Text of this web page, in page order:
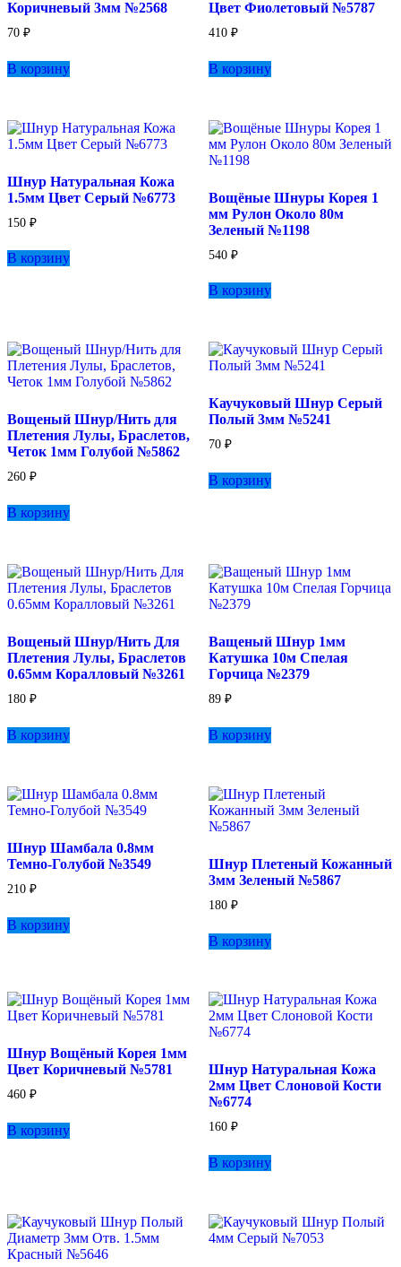
Коричневый 3мм №2568
70 ₽
В корзину
Цвет Фиолетовый №5787
410 ₽
В корзину
Шнур Натуральная Кожа
1.5мм Цвет Серый №6773
150 ₽
В корзину
Вощёные Шнуры Корея 1
мм Рулон Около 80м
Зеленый №1198
540 ₽
В корзину
Вощеный Шнур/Нить для
Плетения Лулы, Браслетов,
Четок 1мм Голубой №5862
260 ₽
В корзину
Каучуковый Шнур Серый
Полый 3мм №5241
70 ₽
В корзину
Вощеный Шнур/Нить Для
Плетения Лулы, Браслетов
0.65мм Коралловый №3261
180 ₽
В корзину
Ващеный Шнур 1мм
Катушка 10м Спелая
Горчица №2379
89 ₽
В корзину
Шнур Шамбала 0.8мм
Темно-Голубой №3549
210 ₽
В корзину
Шнур Плетеный Кожанный
3мм Зеленый №5867
180 ₽
В корзину
Шнур Вощёный Корея 1мм
Цвет Коричневый №5781
460 ₽
В корзину
Шнур Натуральная Кожа
2мм Цвет Слоновой Кости
№6774
160 ₽
В корзину